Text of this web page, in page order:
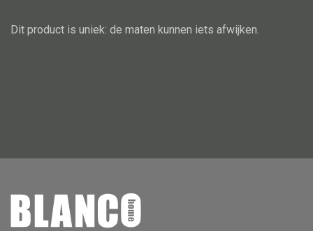
Schaal
Alle textiel
Dit product is uniek: de maten kunnen iets afwijken.